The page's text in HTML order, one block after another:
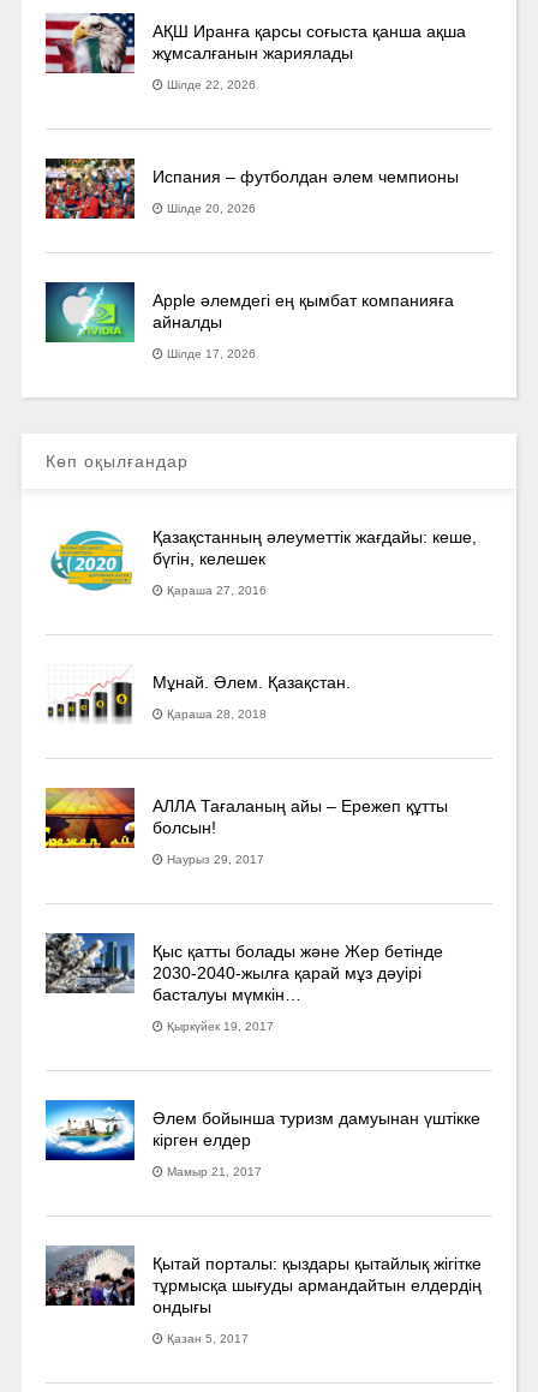
АҚШ Иранға қарсы соғыста қанша ақша
жұмсалғанын жариялады
Шілде 22, 2026
Испания – футболдан әлем чемпионы
Шілде 20, 2026
Apple әлемдегі ең қымбат компанияға
айналды
Шілде 17, 2026
Көп оқылғандар
Қазақстанның әлеуметтік жағдайы: кеше,
бүгін, келешек
Қараша 27, 2016
Мұнай. Әлем. Қазақстан.
Қараша 28, 2018
АЛЛА Тағаланың айы – Ережеп құтты
болсын!
Наурыз 29, 2017
Қыс қатты болады және Жер бетінде
2030-2040­-жылға қарай мұз дәуірі
басталуы мүмкін…
Қыркүйек 19, 2017
Әлем бойынша туризм дамуынан үштікке
кірген елдер
Мамыр 21, 2017
Қытай порталы: қыздары қытайлық жігітке
тұрмысқа шығуды армандайтын елдердің
ондығы
Қазан 5, 2017